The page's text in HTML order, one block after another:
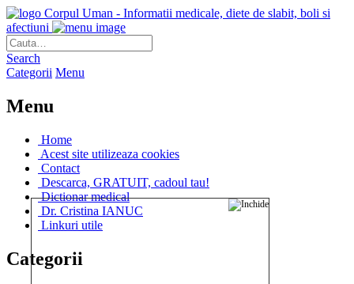
Corpul Uman - Informatii medicale, diete de slabit, boli si
afectiuni
Search
Categorii Menu
Menu
Home
Acest site utilizeaza cookies
Contact
Descarca, GRATUIT, cadoul tau!
Dictionar medical
Dr. Cristina IANUC
Linkuri utile
Categorii